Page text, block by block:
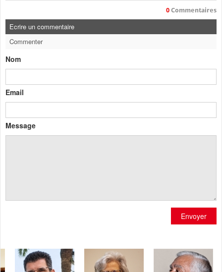
0 Commentaires
Ecrire un commentaire
Commenter
Nom
Email
Message
Envoyer